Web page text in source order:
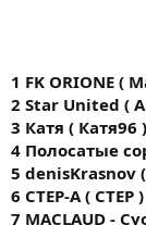
1 FK ORIONE (
2 Star United (
3 Катя ( Катя96
4 Полосатые
5 denisKrasnov
6 CTEP-A ( CTEP
7 MACLAUD -